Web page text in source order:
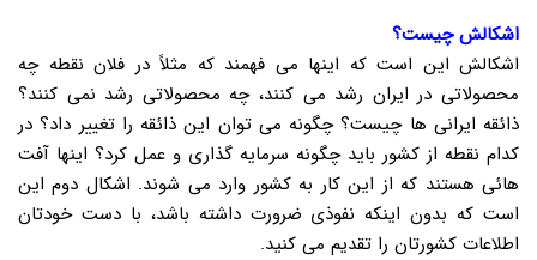
اشکالش چیست؟
اشکالش این است که اینها می فهمند که مثلاً در فلان نقطه چه
محصولاتی در ایران رشد می کنند، چه محصولاتی رشد نمی کنند؟
ذائقه ایرانی ها چیست؟ چگونه می توان این ذائقه را تغییر داد؟ در
کدام نقطه از کشور باید چگونه سرمایه گذاری و عمل کرد؟ اینها آفت
هائی هستند که از این کار به کشور وارد می شوند. اشکال دوم این
است که بدون اینکه نفوذی ضرورت داشته باشد، با دست خودتان
اطلاعات کشورتان را تقدیم می کنید.